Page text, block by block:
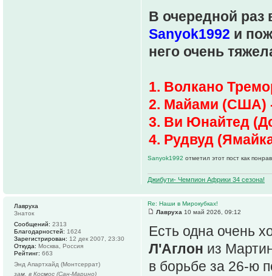
В очередной
Sanyok1992 и
него очень
1. Волкано
2. Майами (США)
3. Ви Юнайтед
4. Рудвуд
Sanyok1992 отметил этот пост как
Джибути- Чемпион Африки 34 сезона!
Re: Наши в Мирокубках!
Лавруха 10 май 2026, 09:12
Есть одна очень
Л'Аглон из
в борьбе за 26-ю
Лавруха
Знаток
Сообщений: 2313
Благодарностей: 1624
Зарегистрирован: 12 дек 2007, 23:30
Откуда: Москва, Россия
Рейтинг: 663
Энд Апартхайд (Монтсеррат)
зам. в Космос (Сан-Марино)